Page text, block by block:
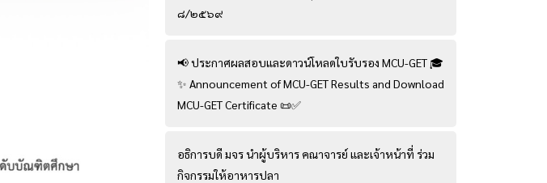
๘/๒๕๖๙
📢 ประกาศผลสอบและดาวน์โหลดใบรับรอง MCU-GET 🎓
✨ Announcement of MCU-GET Results and Download
MCU-GET Certificate 📜✅
อธิการบดี มจร นำผู้บริหาร คณาจารย์ และเจ้าหน้าที่ ร่วม
กิจกรรมให้อาหารปลา